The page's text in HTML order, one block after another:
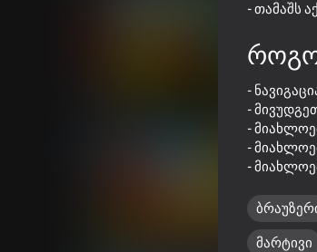
71
- თამაშს
-
-
-
-
-
მარტივი